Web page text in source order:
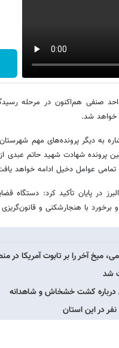
صنفی هم‌اکنون در مرحله
خواهد شد.
به دیگر پرونده‌های مهم
پرونده شهادت شهید حاتم عبدی
تمامی عوامل دخیل ادامه خواهد
در پایان تأکید کرد: دستگاه
برخورد با هنجارشکنی و
میخ آخر را بر تابوت آمریکا در
شد
درباره کشت خشخاش و شاهدانه